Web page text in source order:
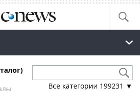
Все категории 199231 ▼